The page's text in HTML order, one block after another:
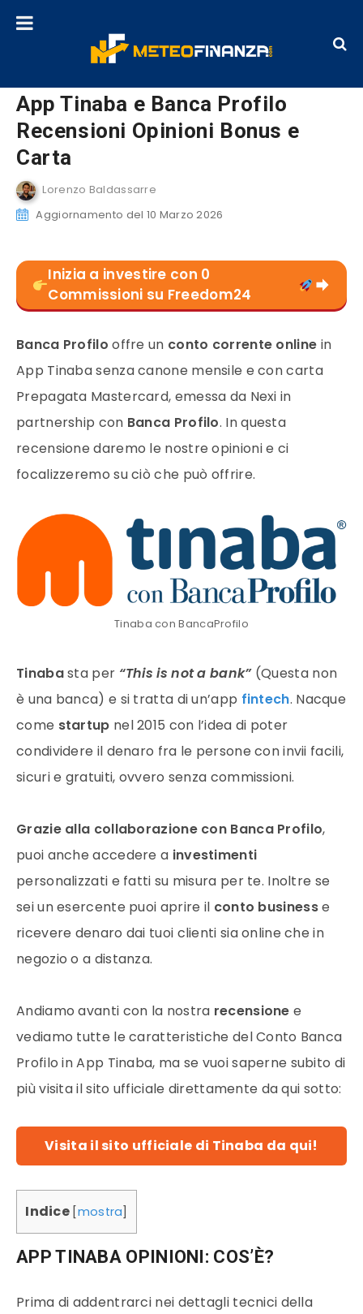
App Tinaba e Banca Profilo
Recensioni Opinioni Bonus e
Carta
Lorenzo Baldassarre
Aggiornamento del 10 Marzo 2026
Inizia a investire con 0
Commissioni su Freedom24
Banca Profilooffre un conto corrente online in
App Tinaba senza canone mensile e con carta
Prepagata Mastercard, emessa da Nexi in
partnership con Banca Profilo. In questa
recensione daremo le nostre opinioni e ci
focalizzeremo su ciò che può offrire.
Tinaba con BancaProfilo
Tinabasta per “This is not a bank”(Questa non
è una banca) e si tratta di un’app fintech. Nacque
come startup nel 2015 con l’idea di poter
condividere il denaro fra le persone con invii facili,
sicuri e gratuiti, ovvero senza commissioni.
Grazie alla collaborazione con Banca Profilo,
puoi anche accedere a investimenti
personalizzati e fatti su misura per te. Inoltre se
sei un esercente puoi aprire il conto businesse
ricevere denaro dai tuoi clienti sia online che in
negozio o a distanza.
Andiamo avanti con la nostra recensionee
vediamo tutte le caratteristiche del Conto Banca
Profilo in App Tinaba, ma se vuoi saperne subito di
più visita il sito ufficiale direttamente da qui sotto:
Visita il sito ufficiale di Tinaba da qui!
Indice [mostra]
APP TINABA OPINIONI: COS’È?
Prima di addentrarci nei dettagli tecnici della